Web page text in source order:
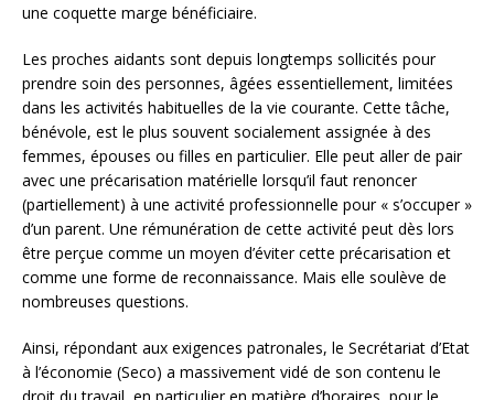
une coquette marge bénéficiaire.
Les proches aidants sont depuis longtemps sollicités pour
prendre soin des personnes, âgées essentiellement, limitées
dans les activités habituelles de la vie courante. Cette tâche,
bénévole, est le plus souvent socialement assignée à des
femmes, épouses ou filles en particulier. Elle peut aller de pair
avec une précarisation matérielle lorsqu’il faut renoncer
(partiellement) à une activité professionnelle pour « s’occuper »
d’un parent. Une rémunération de cette activité peut dès lors
être perçue comme un moyen d’éviter cette précarisation et
comme une forme de reconnaissance. Mais elle soulève de
nombreuses questions.
Ainsi, répondant aux exigences patronales, le Secrétariat d’Etat
à l’économie (Seco) a massivement vidé de son contenu le